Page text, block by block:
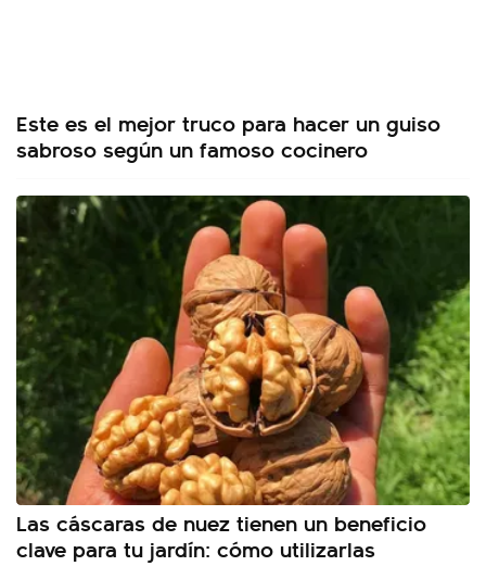
Este es el mejor truco para hacer un guiso
sabroso según un famoso cocinero
Las cáscaras de nuez tienen un beneficio
clave para tu jardín: cómo utilizarlas